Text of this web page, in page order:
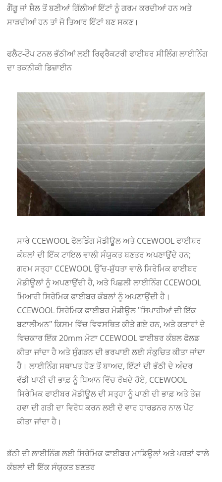
ਗੈਂਗੂ ਜਾਂ ਸ਼ੈਲ ਤੋਂ ਬਣੀਆਂ ਗਿੱਲੀਆਂ ਇੱਟਾਂ ਨੂੰ ਗਰਮ ਕਰਦੀਆਂ ਹਨ ਅਤੇ
ਸਾੜਦੀਆਂ ਹਨ ਤਾਂ ਜੋ ਤਿਆਰ ਇੱਟਾਂ ਬਣ ਸਕਣ।
ਫਲੈਟ-ਟੌਪ ਟਨਲ ਭੱਠੀਆਂ ਲਈ ਰਿਫ੍ਰੈਕਟਰੀ ਫਾਈਬਰ ਸੀਲਿੰਗ ਲਾਈਨਿੰਗ
ਦਾ ਤਕਨੀਕੀ ਡਿਜ਼ਾਈਨ
ਸਾਰੇ CCEWOOL ਫੋਲਡਿੰਗ ਮੋਡੀਊਲ ਅਤੇ CCEWOOL ਫਾਈਬਰ
ਕੰਬਲਾਂ ਦੀ ਇੱਕ ਟਾਇਲ ਵਾਲੀ ਸੰਯੁਕਤ ਬਣਤਰ ਅਪਣਾਉਂਦੇ ਹਨ;
ਗਰਮ ਸਤ੍ਹਾ CCEWOOL ਉੱਚ-ਸ਼ੁੱਧਤਾ ਵਾਲੇ ਸਿਰੇਮਿਕ ਫਾਈਬਰ
ਮੋਡੀਊਲਾਂ ਨੂੰ ਅਪਣਾਉਂਦੀ ਹੈ, ਅਤੇ ਪਿਛਲੀ ਲਾਈਨਿੰਗ CCEWOOL
ਮਿਆਰੀ ਸਿਰੇਮਿਕ ਫਾਈਬਰ ਕੰਬਲਾਂ ਨੂੰ ਅਪਣਾਉਂਦੀ ਹੈ।
CCEWOOL ਸਿਰੇਮਿਕ ਫਾਈਬਰ ਮੋਡੀਊਲ "ਸਿਪਾਹੀਆਂ ਦੀ ਇੱਕ
ਬਟਾਲੀਅਨ" ਕਿਸਮ ਵਿੱਚ ਵਿਵਸਥਿਤ ਕੀਤੇ ਗਏ ਹਨ, ਅਤੇ ਕਤਾਰਾਂ ਦੇ
ਵਿਚਕਾਰ ਇੱਕ 20mm ਮੋਟਾ CCEWOOL ਫਾਈਬਰ ਕੰਬਲ ਫੋਲਡ
ਕੀਤਾ ਜਾਂਦਾ ਹੈ ਅਤੇ ਸੁੰਗੜਨ ਦੀ ਭਰਪਾਈ ਲਈ ਸੰਕੁਚਿਤ ਕੀਤਾ ਜਾਂਦਾ
ਹੈ। ਲਾਈਨਿੰਗ ਸਥਾਪਤ ਹੋਣ ਤੋਂ ਬਾਅਦ, ਇੱਟਾਂ ਦੀ ਭੱਠੀ ਦੇ ਅੰਦਰ
ਵੱਡੀ ਪਾਣੀ ਦੀ ਭਾਫ਼ ਨੂੰ ਧਿਆਨ ਵਿੱਚ ਰੱਖਦੇ ਹੋਏ, CCEWOOL
ਸਿਰੇਮਿਕ ਫਾਈਬਰ ਮੋਡੀਊਲ ਦੀ ਸਤ੍ਹਾ ਨੂੰ ਪਾਣੀ ਦੀ ਭਾਫ਼ ਅਤੇ ਤੇਜ਼
ਹਵਾ ਦੀ ਗਤੀ ਦਾ ਵਿਰੋਧ ਕਰਨ ਲਈ ਦੋ ਵਾਰ ਹਾਰਡਨਰ ਨਾਲ ਪੇਂਟ
ਕੀਤਾ ਜਾਂਦਾ ਹੈ।
ਭੱਠੀ ਦੀ ਲਾਈਨਿੰਗ ਲਈ ਸਿਰੇਮਿਕ ਫਾਈਬਰ ਮਾਡਿਊਲਾਂ ਅਤੇ ਪਰਤਾਂ ਵਾਲੇ
ਕੰਬਲਾਂ ਦੀ ਇੱਕ ਸੰਯੁਕਤ ਬਣਤਰ